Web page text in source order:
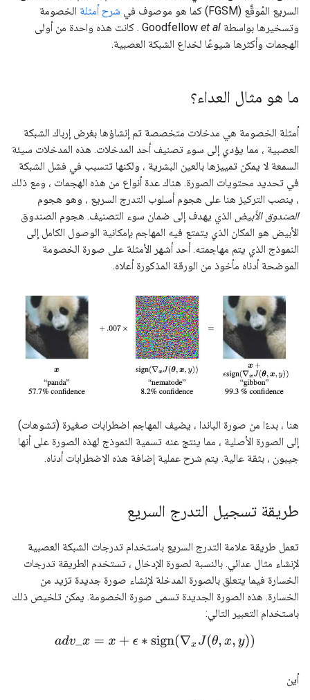
السريع المُوقَّع (FGSM) كما هو موصوف في
شرح أمثلة الخصومة
وتسخيرها بواسطة Goodfellow et al
. كانت هذه واحدة من أولى
الهجمات وأكثرها شيوعًا لخداع الشبكة العصبية.
ما هو مثال العداء؟
أمثلة الخصومة هي مدخلات متخصصة تم إنشاؤها بغرض إرباك الشبكة
العصبية ، مما يؤدي إلى سوء تصنيف أحد المدخلات. هذه المدخلات سيئة
السمعة لا يمكن تمييزها بالعين البشرية ، ولكنها تتسبب في فشل الشبكة
في تحديد محتويات الصورة. هناك عدة أنواع من هذه الهجمات ، ومع ذلك
، ينصب التركيز هنا على هجوم أسلوب التدرج السريع ، وهو هجوم
الصندوق الأبيض الذي يهدف إلى ضمان سوء التصنيف. هجوم الصندوق
الأبيض هو المكان الذي يتمتع فيه المهاجم بإمكانية الوصول الكامل إلى
النموذج الذي يتم مهاجمته. أحد أشهر الأمثلة على صورة الخصومة
الموضحة أدناه مأخوذ من الورقة المذكورة أعلاه.
هنا ، بدءًا من صورة الباندا ، يضيف المهاجم اضطرابات صغيرة (تشوهات)
إلى الصورة الأصلية ، مما ينتج عنه تسمية النموذج لهذه الصورة على أنها
جيبون ، بثقة عالية. يتم شرح عملية إضافة هذه الاضطرابات أدناه.
طريقة تسجيل التدرج السريع
تعمل طريقة علامة التدرج السريع باستخدام تدرجات الشبكة العصبية
لإنشاء مثال عدائي. بالنسبة لصورة الإدخال ، تستخدم الطريقة تدرجات
الخسارة فيما يتعلق بالصورة المدخلة لإنشاء صورة جديدة تزيد من
الخسارة. هذه الصورة الجديدة تسمى صورة الخصومة. يمكن تلخيص ذلك
باستخدام التعبير التالي:
a dv _x =x+ϵ ∗ sign(∇ xJ(θ,x,y))
أين